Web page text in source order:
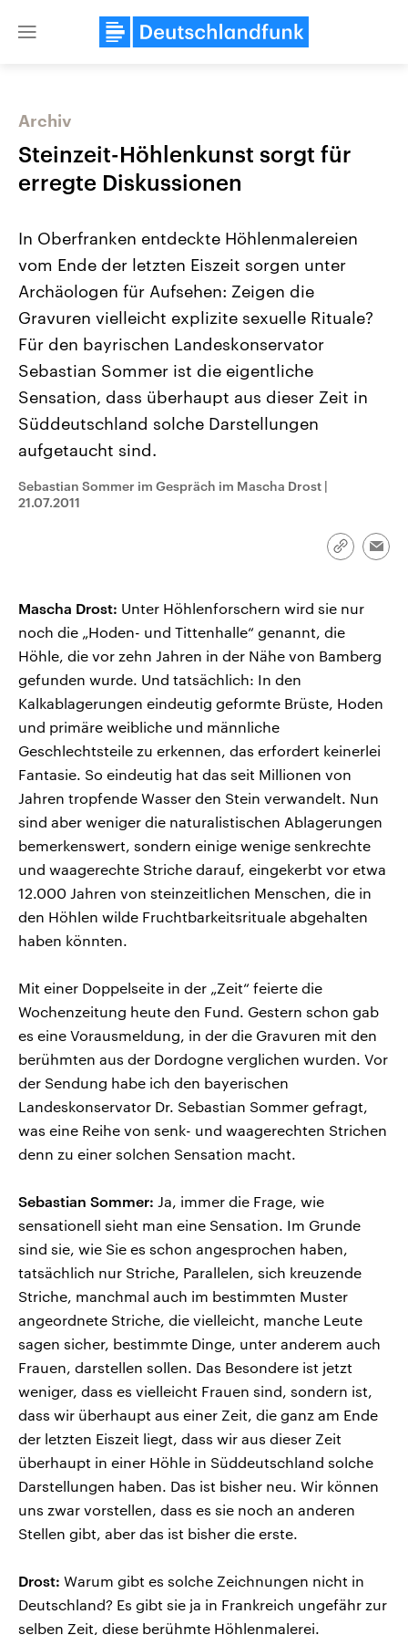
Close
Landtagswahl Sachsen-Anhalt
Alle Informationen
Sachsen-Anhalt wählt am 6.
September 2026 einen neuen
Landtag. Seit 2021 wird das
Bundesland von einer Koalition aus
CDU, SPD und FDP regiert.-
Umfragen, Prognosen,
Wahlprogramme, aktuelle Berichte
und Hintergründe zu den Parteien
und Kandidaten der anstehenden
Wahl.
USA
Hintergründe
Wirtschaftlich und
gehören die Vereinigten
den mächtigsten Ländern
mit großem Einfluss auf
aktuelle Weltgeschehen.
Sendungen
Audio-Archiv
Archiv
Steinzeit-Höhlenkunst sorgt für
erregte Diskussionen
In Oberfranken entdeckte Höhlenmalereien
vom Ende der letzten Eiszeit sorgen unter
Archäologen für Aufsehen: Zeigen die
Gravuren vielleicht explizite sexuelle Rituale?
Für den bayrischen Landeskonservator
Sebastian Sommer ist die eigentliche
Sensation, dass überhaupt aus dieser Zeit in
Süddeutschland solche Darstellungen
aufgetaucht sind.
Sebastian Sommer im Gespräch im Mascha Drost |
21.07.2011
Link
Mascha Drost: Unter Höhlenforschern wird sie nur
noch die „Hoden- und Tittenhalle“ genannt, die
Höhle, die vor zehn Jahren in der Nähe von Bamberg
gefunden wurde. Und tatsächlich: In den
Kalkablagerungen eindeutig geformte Brüste, Hoden
und primäre weibliche und männliche
Geschlechtsteile zu erkennen, das erfordert keinerlei
Fantasie. So eindeutig hat das seit Millionen von
Jahren tropfende Wasser den Stein verwandelt. Nun
sind aber weniger die naturalistischen Ablagerungen
bemerkenswert, sondern einige wenige senkrechte
und waagerechte Striche darauf, eingekerbt vor etwa
12.000 Jahren von steinzeitlichen Menschen, die in
den Höhlen wilde Fruchtbarkeitsrituale abgehalten
haben könnten.
Mit einer Doppelseite in der „Zeit“ feierte die
Wochenzeitung heute den Fund. Gestern schon gab
es eine Vorausmeldung, in der die Gravuren mit den
berühmten aus der Dordogne verglichen wurden. Vor
der Sendung habe ich den bayerischen
Landeskonservator Dr. Sebastian Sommer gefragt,
was eine Reihe von senk- und waagerechten Strichen
denn zu einer solchen Sensation macht.
Sebastian Sommer: Ja, immer die Frage, wie
sensationell sieht man eine Sensation. Im Grunde
sind sie, wie Sie es schon angesprochen haben,
tatsächlich nur Striche, Parallelen, sich kreuzende
Striche, manchmal auch im bestimmten Muster
angeordnete Striche, die vielleicht, manche Leute
sagen sicher, bestimmte Dinge, unter anderem auch
Frauen, darstellen sollen. Das Besondere ist jetzt
weniger, dass es vielleicht Frauen sind, sondern ist,
dass wir überhaupt aus einer Zeit, die ganz am Ende
der letzten Eiszeit liegt, dass wir aus dieser Zeit
überhaupt in einer Höhle in Süddeutschland solche
Darstellungen haben. Das ist bisher neu. Wir können
uns zwar vorstellen, dass es sie noch an anderen
Stellen gibt, aber das ist bisher die erste.
Drost: Warum gibt es solche Zeichnungen nicht in
Deutschland? Es gibt sie ja in Frankreich ungefähr zur
selben Zeit, diese berühmte Höhlenmalerei.